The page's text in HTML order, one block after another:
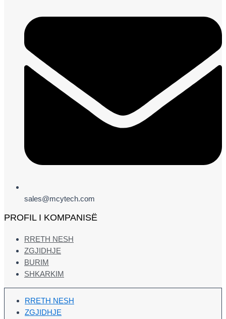
sales@mcytech.com
PROFIL I KOMPANISË
RRETH NESH
ZGJIDHJE
BURIM
SHKARKIM
RRETH NESH
ZGJIDHJE